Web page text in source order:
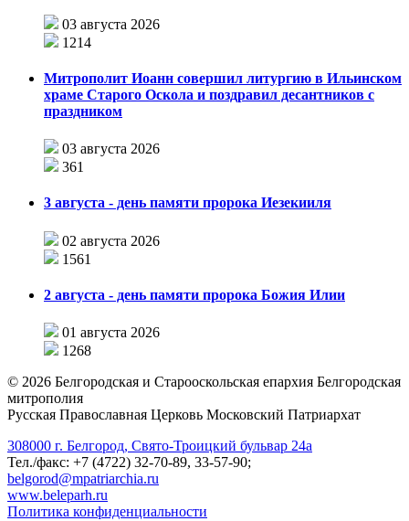
03 августа 2026
1214
Митрополит Иоанн совершил литургию в Ильинском
храме Старого Оскола и поздравил десантников с
праздником
03 августа 2026
361
3 августа - день памяти пророка Иезекииля
02 августа 2026
1561
2 августа - день памяти пророка Божия Илии
01 августа 2026
1268
© 2026 Белгородская и Старооскольская епархия Белгородская
митрополия
Русская Православная Церковь Московский Патриархат
308000 г. Белгород, Свято-Троицкий бульвар 24а
Тел./факс: +7 (4722) 32-70-89, 33-57-90;
belgorod@mpatriarchia.ru
www.beleparh.ru
Политика конфиденциальности